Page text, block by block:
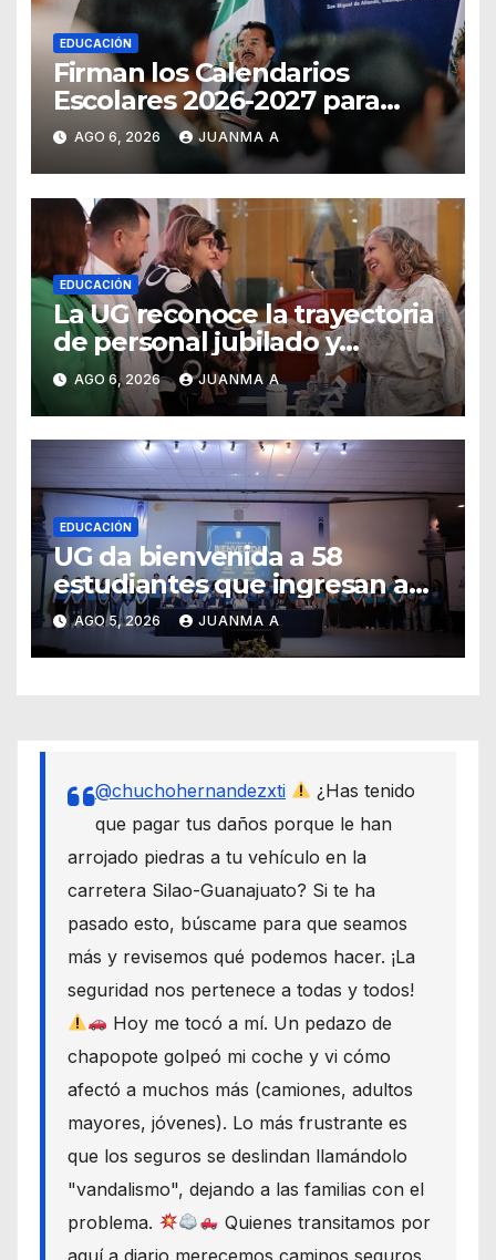
EDUCACIÓN
Firman los Calendarios
Escolares 2026-2027 para
Guanajuato
AGO 6, 2026 JUANMA A
EDUCACIÓN
La UG reconoce la trayectoria
de personal jubilado y
agradece su legado
AGO 6, 2026 JUANMA A
EDUCACIÓN
UG da bienvenida a 58
estudiantes que ingresan a
través de los programas de
equidad
AGO 5, 2026 JUANMA A
@chuchohernandezxti
¿Has tenido
que pagar tus daños porque le han
arrojado piedras a tu vehículo en la
carretera Silao-Guanajuato? Si te ha
pasado esto, búscame para que seamos
más y revisemos qué podemos hacer. ¡La
seguridad nos pertenece a todas y todos!
Hoy me tocó a mí. Un pedazo de
chapopote golpeó mi coche y vi cómo
afectó a muchos más (camiones, adultos
mayores, jóvenes). Lo más frustrante es
que los seguros se deslindan llamándolo
"vandalismo", dejando a las familias con el
problema.
Quienes transitamos por
aquí a diario merecemos caminos seguros.